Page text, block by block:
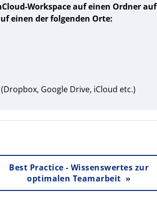
Workspace auf einen Ordner auf
einen der folgenden Orte:
Google Drive, iCloud etc.)
Best Practice - Wissenswertes zur
optimalen Teamarbeit »